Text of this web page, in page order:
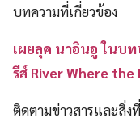
บทความที่เกี่ยวข้อง
เผยลุค นาอินอู ในบ
รีส์ River Where the
ติดตามข่าวสารและสิ่ง